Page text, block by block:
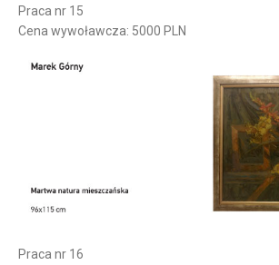
Praca nr 15
Cena wywoławcza: 5000 PLN
Praca nr 16